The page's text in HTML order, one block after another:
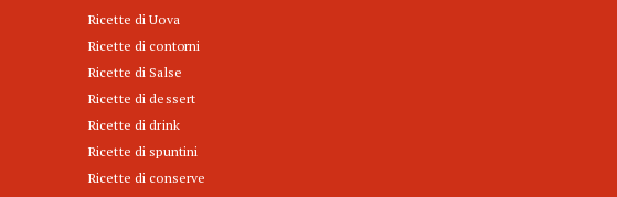
Ricette di Uova
Ricette di contorni
Ricette di Salse
Ricette di dessert
Ricette di drink
Ricette di spuntini
Ricette di conserve